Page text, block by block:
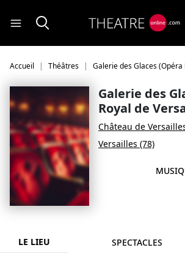
Accueil Théâtres Galerie des Glaces (Opéra
Galerie des
Royal de
Château de
Versailles (78)
LE LIEU SPECTACLES